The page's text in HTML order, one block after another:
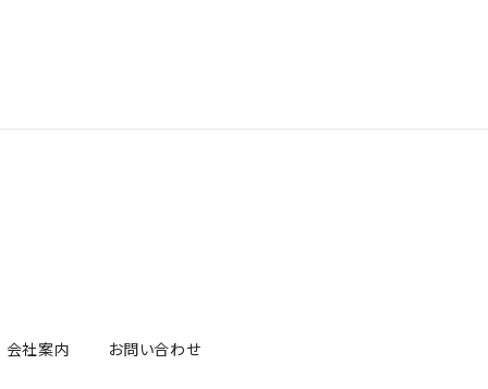
会社案内 お問い合わせ